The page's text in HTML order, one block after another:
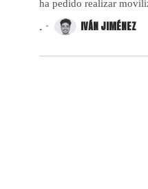
ha pedido realizar
. IVÁN JIMÉNEZ